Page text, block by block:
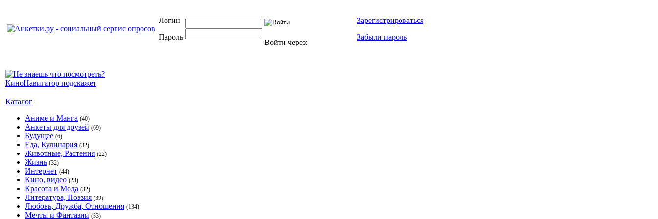
Логин
Пароль
Войти через:
Зарегистрироваться
Забыли пароль
Каталог
Аниме и Манга (40)
Анкеты для друзей (69)
Будущее (6)
Еда, Кулинария (32)
Животные, Растения (22)
Жизнь (32)
Интернет (44)
Кино, видео (23)
Красота и Мода (32)
Литература, Поэзия (39)
Любовь, Дружба, Отношения (134)
Мечты и Фантазии (33)